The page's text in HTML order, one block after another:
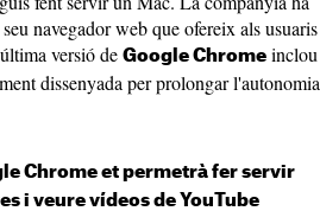
navegador web que ofereix als usuaris
versió de Google Chrome inclou
dissenyada per prolongar l'autonomia
Chrome et permetrà fer servir
i veure vídeos de YouTube